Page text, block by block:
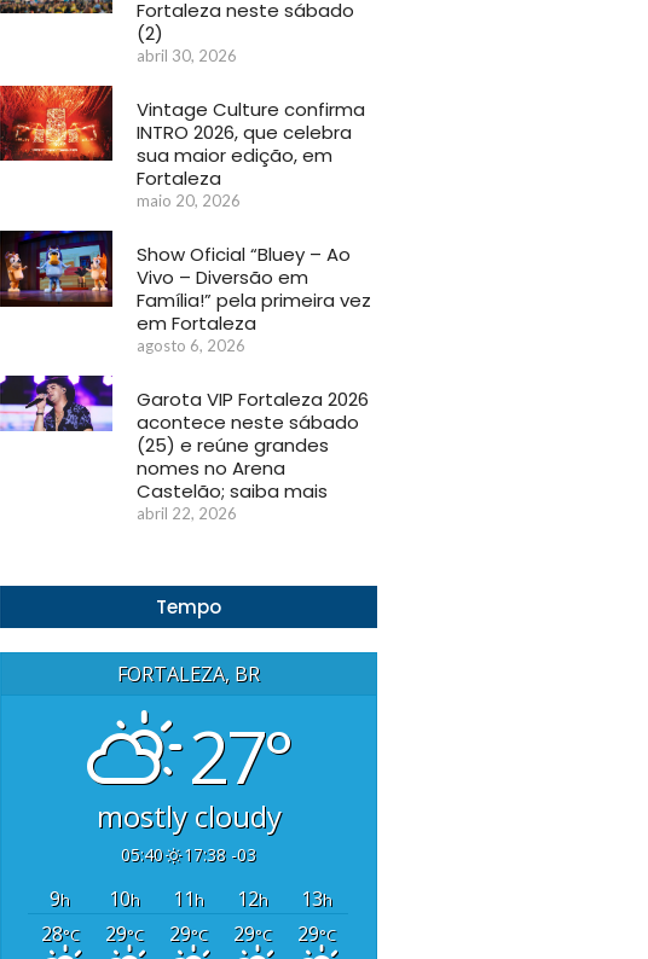
Fortaleza neste sábado
(2)
abril 30, 2026
Vintage Culture confirma
INTRO 2026, que celebra
sua maior edição, em
Fortaleza
maio 20, 2026
Show Oficial “Bluey – Ao
Vivo – Diversão em
Família!” pela primeira vez
em Fortaleza
agosto 6, 2026
Garota VIP Fortaleza 2026
acontece neste sábado
(25) e reúne grandes
nomes no Arena
Castelão; saiba mais
abril 22, 2026
Tempo
FORTALEZA, BR
27°
mostly cloudy
05:40 17:38 -03
9h 10h 11h 12h 13h
28°C 29°C 29°C 29°C 29°C